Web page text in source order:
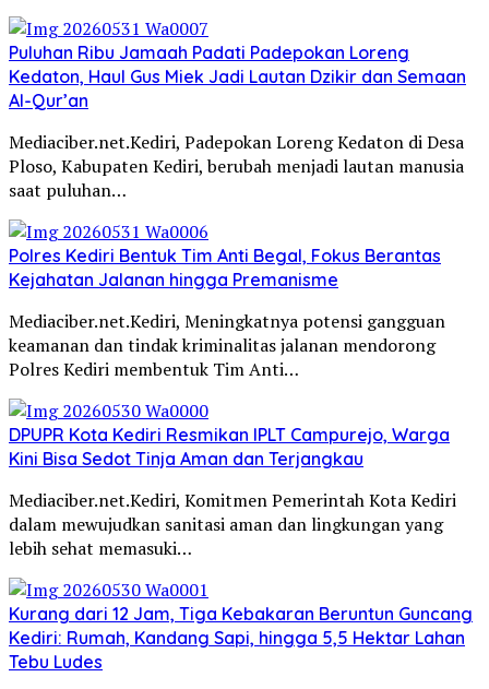
Puluhan Ribu Jamaah Padati Padepokan Loreng
Kedaton, Haul Gus Miek Jadi Lautan Dzikir dan Semaan
Al-Qur’an
Mediaciber.net.Kediri, Padepokan Loreng Kedaton di Desa
Ploso, Kabupaten Kediri, berubah menjadi lautan manusia
saat puluhan…
Polres Kediri Bentuk Tim Anti Begal, Fokus Berantas
Kejahatan Jalanan hingga Premanisme
Mediaciber.net.Kediri, Meningkatnya potensi gangguan
keamanan dan tindak kriminalitas jalanan mendorong
Polres Kediri membentuk Tim Anti…
DPUPR Kota Kediri Resmikan IPLT Campurejo, Warga
Kini Bisa Sedot Tinja Aman dan Terjangkau
Mediaciber.net.Kediri, Komitmen Pemerintah Kota Kediri
dalam mewujudkan sanitasi aman dan lingkungan yang
lebih sehat memasuki…
Kurang dari 12 Jam, Tiga Kebakaran Beruntun Guncang
Kediri: Rumah, Kandang Sapi, hingga 5,5 Hektar Lahan
Tebu Ludes